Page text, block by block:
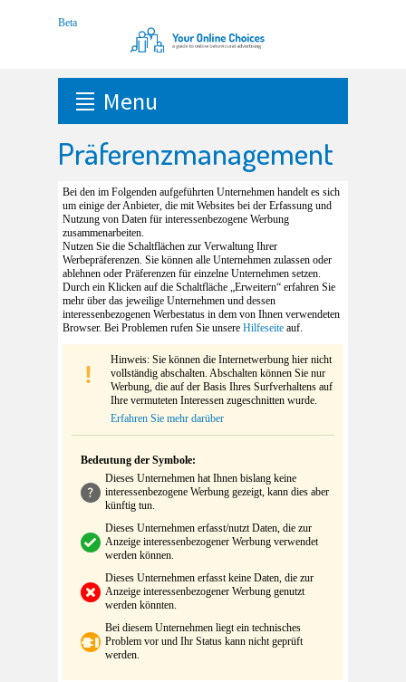
Menu
Präferenzmanagement
Bei den im Folgenden aufgeführten Unternehmen handelt es sich
um einige der Anbieter, die mit Websites bei der Erfassung und
Nutzung von Daten für interessenbezogene Werbung
zusammenarbeiten.
Nutzen Sie die Schaltflächen zur Verwaltung Ihrer
Werbepräferenzen. Sie können alle Unternehmen zulassen oder
ablehnen oder Präferenzen für einzelne Unternehmen setzen.
Durch ein Klicken auf die Schaltfläche „Erweitern“ erfahren Sie
mehr über das jeweilige Unternehmen und dessen
interessenbezogenen Werbestatus in dem von Ihnen verwendeten
Browser. Bei Problemen rufen Sie unsere Hilfeseite auf.
Hinweis: Sie können die Internetwerbung hier nicht
vollständig abschalten. Abschalten können Sie nur
Werbung, die auf der Basis Ihres Surfverhaltens auf
Ihre vermuteten Interessen zugeschnitten wurde.
Erfahren Sie mehr darüber
Bedeutung der Symbole:
Dieses Unternehmen hat Ihnen bislang keine
interessenbezogene Werbung gezeigt, kann dies aber
künftig tun.
Dieses Unternehmen erfasst/nutzt Daten, die zur
Anzeige interessenbezogener Werbung verwendet
werden können.
Dieses Unternehmen erfasst keine Daten, die zur
Anzeige interessenbezogener Werbung genutzt
werden könnten.
Bei diesem Unternehmen liegt ein technisches
Problem vor und Ihr Status kann nicht geprüft
werden.